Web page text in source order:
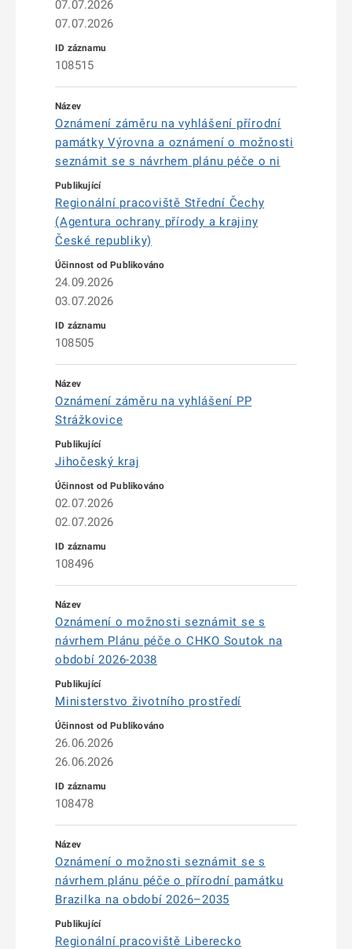
07.07.2026
07.07.2026
108515
Oznámení záměru na vyhlášení přírodní
památky Výrovna a oznámení o možnosti
seznámit se s návrhem plánu péče o ni
Regionální pracoviště Střední Čechy
(Agentura ochrany přírody a krajiny
České republiky)
24.09.2026
03.07.2026
108505
Oznámení záměru na vyhlášení PP
Strážkovice
Jihočeský kraj
02.07.2026
02.07.2026
108496
Oznámení o možnosti seznámit se s
návrhem Plánu péče o CHKO Soutok na
období 2026-2038
Ministerstvo životního prostředí
26.06.2026
26.06.2026
108478
Oznámení o možnosti seznámit se s
návrhem plánu péče o přírodní památku
Brazilka na období 2026–2035
Regionální pracoviště Liberecko